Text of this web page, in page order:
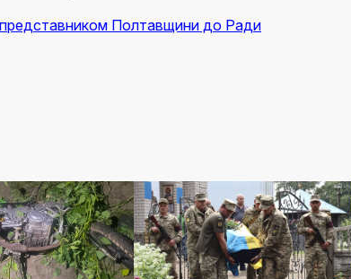
Полтавщини до Ради